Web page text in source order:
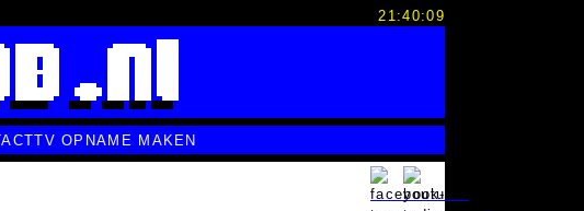
21:40:10
TV OPNAME MAKEN